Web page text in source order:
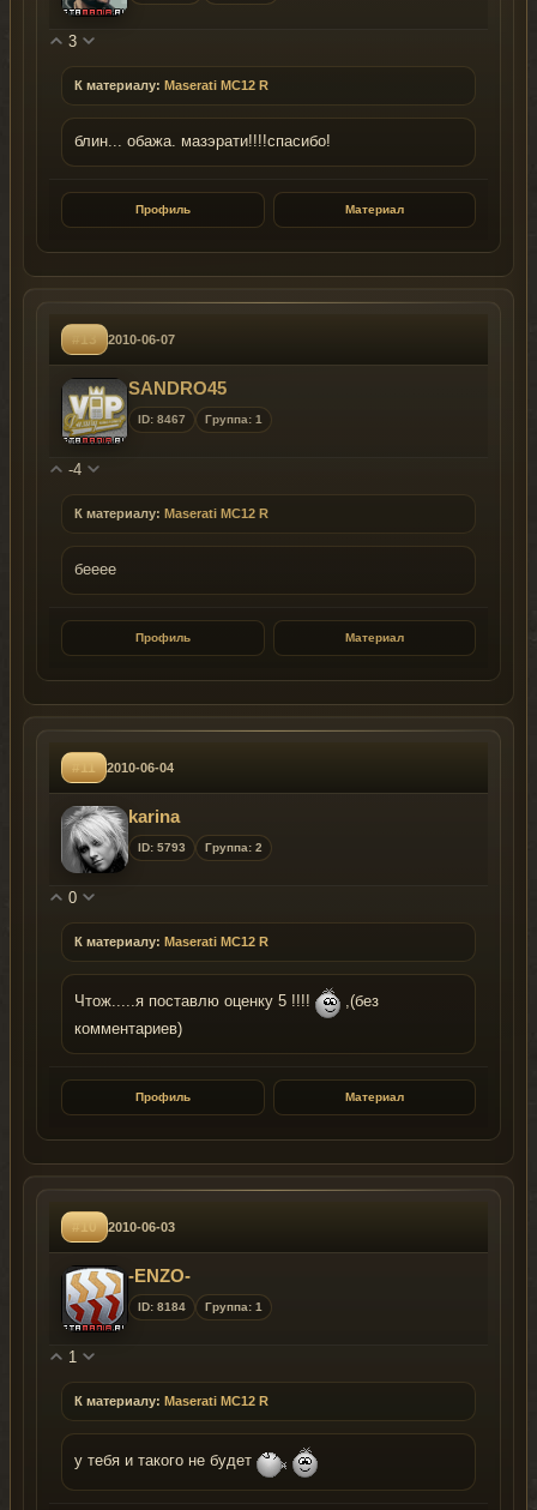
3
К материалу: Maserati MC12 R
блин... обажа. мазэрати!!!!спасибо!
Профиль Материал
#13 2010-06-07
SANDRO45
ID: 8467 Группа: 1
-4
К материалу: Maserati MC12 R
бееее
Профиль Материал
#11 2010-06-04
karina
ID: 5793 Группа: 2
0
К материалу: Maserati MC12 R
Чтож.....я поставлю оценку 5 !!!!
,(без
комментариев)
Профиль Материал
#10 2010-06-03
-ENZO-
ID: 8184 Группа: 1
1
К материалу: Maserati MC12 R
у тебя и такого не будет